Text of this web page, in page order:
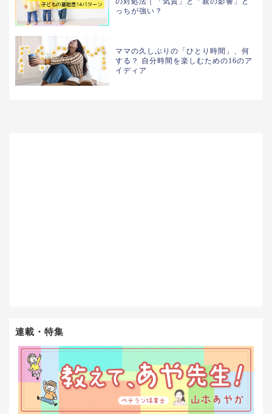
っちが強い？
ママの久しぶりの「ひとり時間」、何
する？ 自分時間を楽しむための16のア
イディア
連載・特集